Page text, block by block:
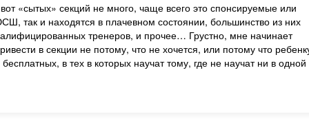
«сытых» секций не много, чаще всего это спонсируемые или
так и находятся в плачевном состоянии, большинство из них
тренеров, и прочее… Грустно, мне начинает
в секции не потому, что не хочется, или потому что
в тех в которых научат тому, где не научат ни в одной